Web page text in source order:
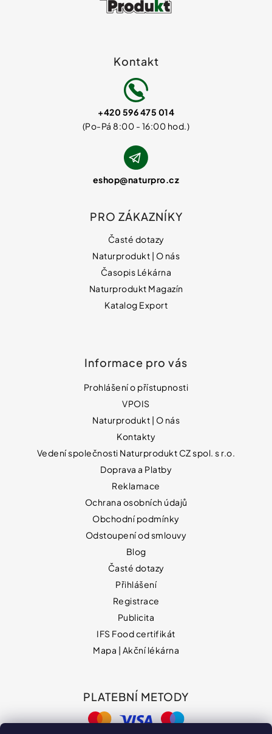
Kontakt
eshop@naturpro.cz
+420 596 475 014
PRO ZÁKAZNÍKY
Časté dotazy
Naturprodukt | O nás
Časopis Lékárna
Naturprodukt Magazín
Katalog Export
Informace pro vás
Prohlášení o přístupnosti
VPOIS
Naturprodukt | O nás
Kontakty
Vedení společnosti Naturprodukt CZ spol. s r.o.
Doprava a Platby
Reklamace
Ochrana osobních údajů
Obchodní podmínky
Odstoupení od smlouvy
Blog
Časté dotazy
Přihlášení
Registrace
Publicita
IFS Food certifikát
Mapa | Akční lékárna
PLATEBNÍ METODY